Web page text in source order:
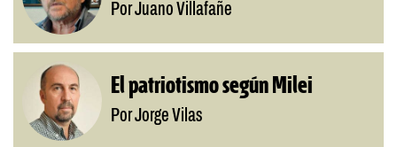
Por Juano Villafañe
El patriotismo según Milei
Por Jorge Vilas